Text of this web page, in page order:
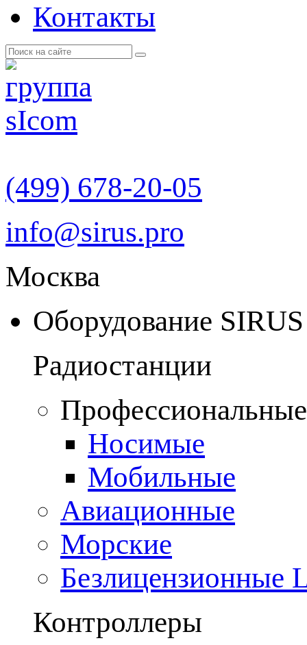
Контакты
(499) 678-20-05
info@sirus.pro
Москва
Оборудование SIRUS
Радиостанции
Носимые
Мобильные
Авиационные
Морские
Безлицензионные
Контроллеры